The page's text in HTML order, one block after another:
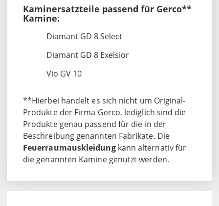
Kaminersatzteile passend für Gerco**
Kamine:
Diamant GD 8 Select
Diamant GD 8 Exelsior
Vio GV 10
**Hierbei handelt es sich nicht um Original-
Produkte der Firma Gerco, lediglich sind die
Produkte genau passend für die in der
Beschreibung genannten Fabrikate. Die
Feuerraumauskleidungkann alternativ für
die genannten Kamine genutzt werden.